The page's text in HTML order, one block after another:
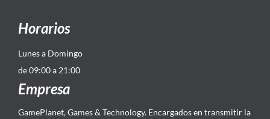
Horarios
Lunes a Domingo
de 09:00 a 21:00
Empresa
GamePlanet, Games & Technology. Encargados en transmitir la